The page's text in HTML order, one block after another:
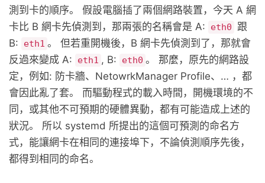
測到卡的順序。 假設電腦插了兩個網路裝置，今天 A 網
卡比 B 網卡先偵測到，那兩張的名稱會是 A:
eth0 跟
B:
eth1 。 但若重開機後，B 網卡先偵測到了，那就會
反過來變成 A:
eth1 , B: eth0 。 那麼，原先的網路設
定，例如: 防卡牆、NetowrkManager Profile、… ，都
會因此亂了套。 而驅動程式的載入時間，開機環境的不
同，或其他不可預期的硬體異動，都有可能造成上述的
狀況。 所以 systemd 所提出的這個可預測的命名方
式，能讓網卡在相同的連接埠下，不論偵測順序先後，
都得到相同的命名。